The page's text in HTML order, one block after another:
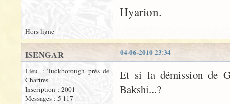
Hyarion.
Hors ligne
04-06-2010 23:34
ISENGAR
Lieu : Tuckborough près de
Chartres
Inscription : 2001
Messages : 5 117
Et si la démission de
Bakshi...?